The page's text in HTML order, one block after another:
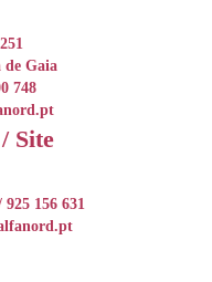
de Gaia
748
Site
925 156 631